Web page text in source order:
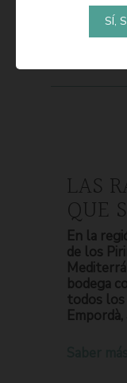
LAS
QUE
En la
de los
bodega
todos
SÍ,